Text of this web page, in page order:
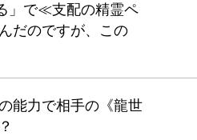
」で≪支配の精霊ペ
だのですが、この
能力で相手の《龍世